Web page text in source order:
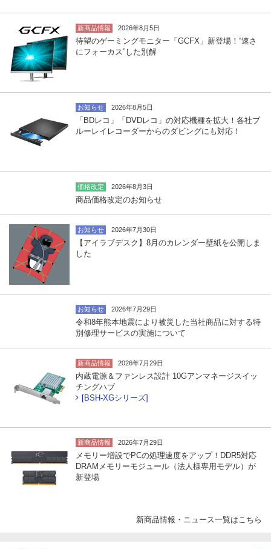
新商品情報 2026年8月5日
待望のゲーミングモニター「GCFX」新登場！“速さ
にフォーカス”した別解
お知らせ 2026年8月5日
「BDレコ」「DVDレコ」の対応機種を拡大！各社ブ
ルーレイレコーダーからのダビングにも対応！
価格改定 2026年8月3日
商品価格改定のお知らせ
お知らせ 2026年7月30日
【アイラブデスク】8月のカレンダー壁紙を公開しま
した
お知らせ 2026年7月29日
令和8年熊本地震により被災した当社商品に対する特
別修理サービスの実施について
新商品情報 2026年7月29日
内蔵電源＆ファンレス設計 10Gアンマネージスイッ
チングハブ
[BSH-XGシリーズ]
新商品情報 2026年7月29日
メモリー増設でPCの処理速度をアップ！DDR5対応
DRAMメモリーモジュール（法人様専用モデル）が
新登場
新商品情報・ニュース一覧はこちら